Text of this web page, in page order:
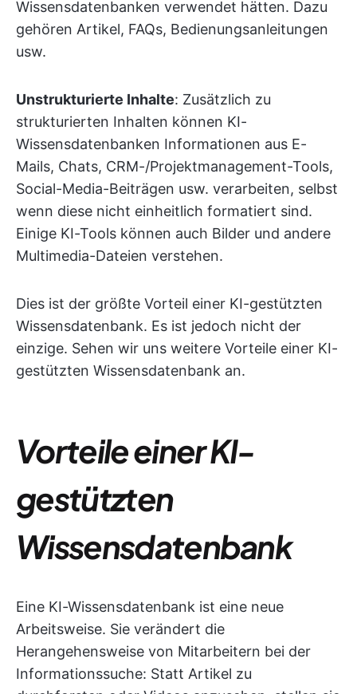
Wissensdatenbanken verwendet hätten. Dazu
gehören Artikel, FAQs, Bedienungsanleitungen
usw.
Unstrukturierte Inhalte: Zusätzlich zu
strukturierten Inhalten können KI-
Wissensdatenbanken Informationen aus E-
Mails, Chats, CRM-/Projektmanagement-Tools,
Social-Media-Beiträgen usw. verarbeiten, selbst
wenn diese nicht einheitlich formatiert sind.
Einige KI-Tools können auch Bilder und andere
Multimedia-Dateien verstehen.
Dies ist der größte Vorteil einer KI-gestützten
Wissensdatenbank. Es ist jedoch nicht der
einzige. Sehen wir uns weitere Vorteile einer KI-
gestützten Wissensdatenbank an.
Vorteile einer KI-
gestützten
Wissensdatenbank
Eine KI-Wissensdatenbank ist eine neue
Arbeitsweise. Sie verändert die
Herangehensweise von Mitarbeitern bei der
Informationssuche: Statt Artikel zu